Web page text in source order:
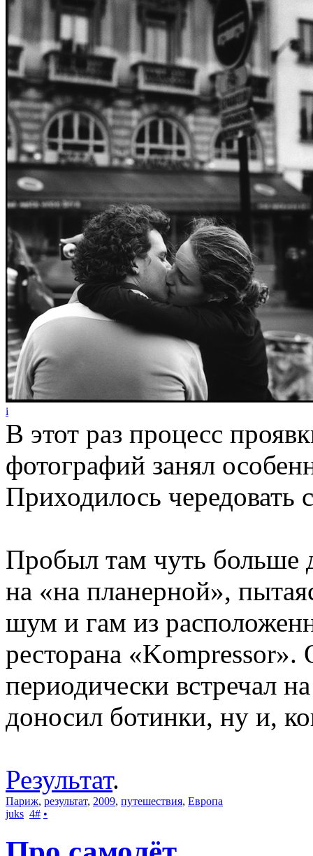
i
В этот раз процесс
фотографий занял
Приходилось чередовать
Пробыл там чуть больше
на «на планерной»,
шум и гам из
ресторана «Kompressor».
периодически встречал
доносил ботинки, ну и,
Результат.
Париж, результат, 2009, путешествия, Европа
juks 4# •